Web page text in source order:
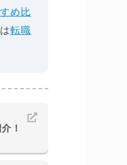
め比
転職
！